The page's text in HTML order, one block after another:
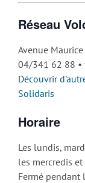
Réseau
Avenue
04/341 62 88 •
Découvrir
Solidaris
Horaire
Les lundis,
les mercredis
Fermé pendant